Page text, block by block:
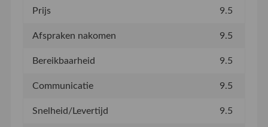
Prijs 9.5
Afspraken nakomen 9.5
Bereikbaarheid 9.5
Communicatie 9.5
Snelheid/Levertijd 9.5